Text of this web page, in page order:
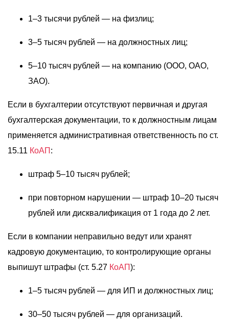
1–3 тысячи рублей — на физлиц;
3–5 тысяч рублей — на должностных лиц;
5–10 тысяч рублей — на компанию (ООО, ОАО,
ЗАО).
Если в бухгалтерии отсутствуют первичная и другая
бухгалтерская документации, то к должностным лицам
применяется административная ответственность по ст.
15.11 КоАП :
штраф 5–10 тысяч рублей;
при повторном нарушении — штраф 10–20 тысяч
рублей или дисквалификация от 1 года до 2 лет.
Если в компании неправильно ведут или хранят
кадровую документацию, то контролирующие органы
выпишут штрафы (ст. 5.27 КоАП):
1–5 тысяч рублей — для ИП и должностных лиц;
30–50 тысяч рублей — для организаций.